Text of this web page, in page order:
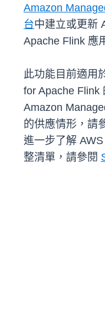
Amazon
台中建立或更新
Apache Flink 應
此功能目前適用
for Apache Flink
Amazon
的供應情形，請
進一步了解
整清單，請參閱